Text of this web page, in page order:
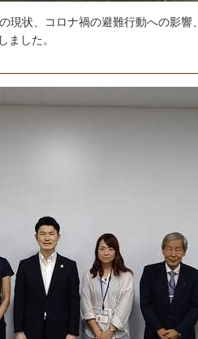
の現状、 コ ロナ禍の避難行動への影響、
し ま した。